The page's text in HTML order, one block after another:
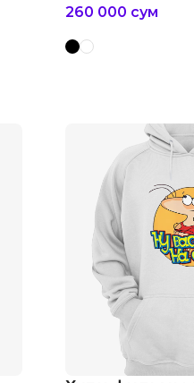
260 000 сум